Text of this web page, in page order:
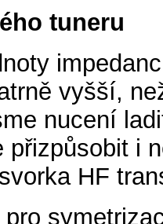
tuneru
vyšší,
nucení
přizpůsobit i
HF